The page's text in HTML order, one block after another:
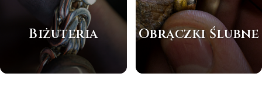
Biżuteria Obrączki Ślubne